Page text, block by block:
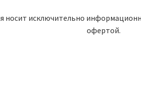
носит исключительно
офертой.